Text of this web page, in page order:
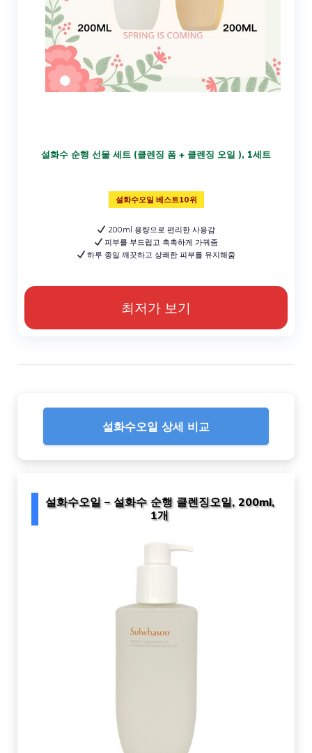
설화수 순행 선물 세트 (클렌징 폼 + 클렌징 오일 ), 1세트
설화수오일 베스트10위
200ml 용량으로 편리한 사용감
피부를 부드럽고 촉촉하게 가꿔줌
하루 종일 깨끗하고 상쾌한 피부를 유지해줌
최저가 보기
설화수오일 상세 비교
설화수오일 – 설화수 순행 클렌징오일, 200ml,
1개